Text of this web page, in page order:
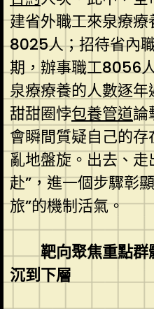
建省外職工來泉療
8025人；招待省內
期，辦事職工8056
泉療療養的人數逐
甜甜圈悖包養管道論
會瞬間質疑自己的
亂地盤旋。出去、走
赴”，進一個步驟彰
旅”的機制活氣。
靶向聚焦重點
沉到下層